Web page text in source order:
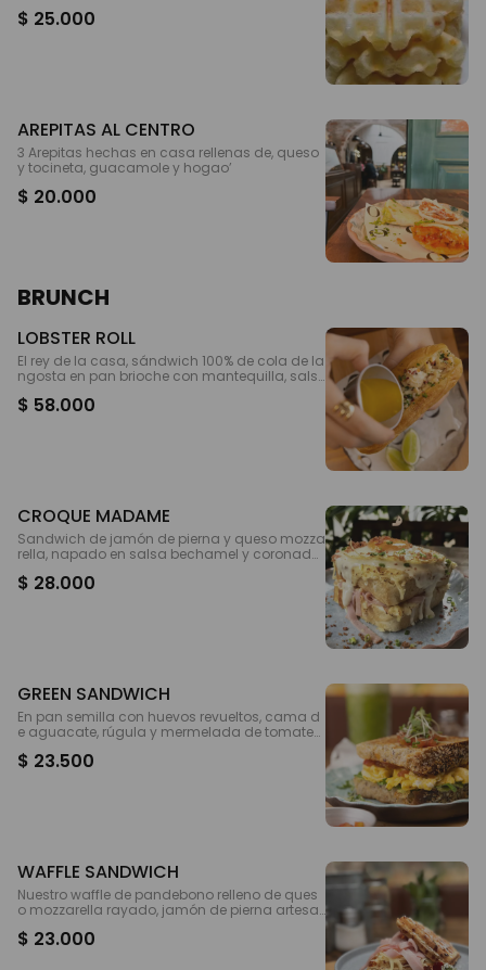
$ 25.000
AREPITAS AL CENTRO
3 Arepitas hechas en casa rellenas de, queso
y tocineta, guacamole y hogao’
$ 20.000
BRUNCH
LOBSTER ROLL
El rey de la casa, sándwich 100% de cola de la
ngosta en pan brioche con mantequilla, sals
$ 58.000
CROQUE MADAME
Sandwich de jamón de pierna y queso mozza
rella, napado en salsa bechamel y coronado
nto
$ 28.000
GREEN SANDWICH
En pan semilla con huevos revueltos, cama d
e aguacate, rúgula y mermelada de tomates
rminados
$ 23.500
WAFFLE SANDWICH
Nuestro waffle de pandebono relleno de ques
o mozzarella rayado, jamón de pierna artesa
ma. Sugerido: Adición de huevo en cacerola
$ 23.000